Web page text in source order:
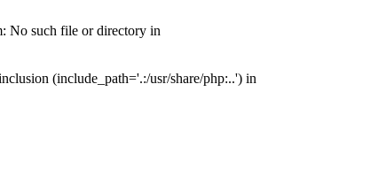
No such file or directory in
(include_path='.:/usr/share/php:..') in